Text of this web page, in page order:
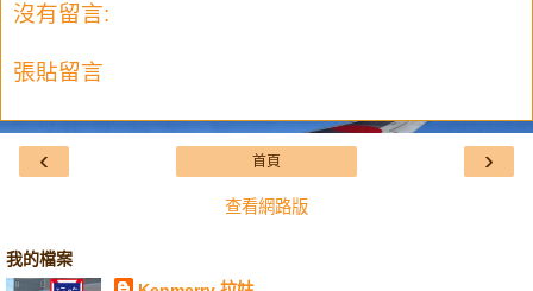
沒有留言:
張貼留言
‹ ›
首頁
查看網路版
我的檔案